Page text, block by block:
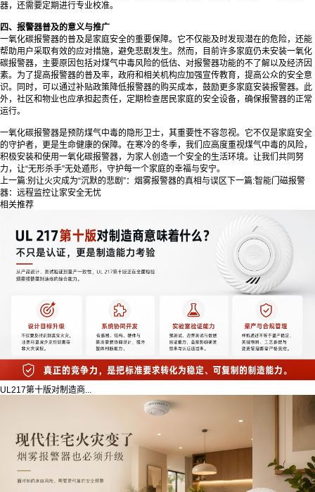
器，还需要定期进行专业校准。
四、报警器普及的意义与推广
一氧化碳报警器的普及是家庭安全的重要保障。它不仅能及时发现潜在的危险，还能
帮助用户采取有效的应对措施，避免悲剧发生。然而，目前许多家庭仍未安装一氧化
碳报警器，主要原因包括对煤气中毒风险的低估、对报警器功能的不了解以及经济因
素。为了提高报警器的普及率，政府和相关机构应加强宣传教育，提高公众的安全意
识。同时，可以通过补贴政策降低报警器的购买成本，鼓励更多家庭安装报警器。此
外，社区和物业也应承担起责任，定期检查居民家庭的安全设备，确保报警器的正常
运行。
一氧化碳报警器是预防煤气中毒的隐形卫士，其重要性不容忽视。它不仅是家庭安全
的守护者，更是生命健康的保障。在寒冷的冬季，我们应高度重视煤气中毒的风险，
积极安装和使用一氧化碳报警器，为家人创造一个安全的生活环境。让我们共同努
力，让“无形杀手”无处遁形，守护每一个家庭的幸福与安宁。
上一篇:别让火灾成为“沉默的悲剧”：烟雾报警器的真相与误区 下一篇:智能门磁报警
器：远程监控让家安全无忧
相关推荐
UL217第十版对制造商...